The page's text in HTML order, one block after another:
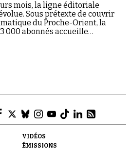
de presse
un don
mois, la ligne éditoriale
Sous prétexte de couvrir
du Proche-Orient, la
000 abonnés accueille
VIDÉOS
ÉMISSIONS